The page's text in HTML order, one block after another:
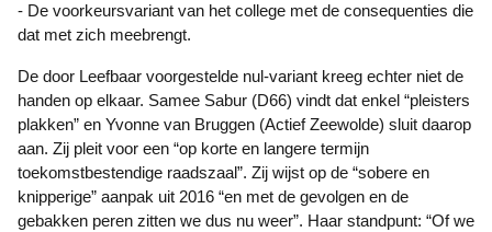
- De voorkeursvariant van het college met de consequenties die
dat met zich meebrengt.
De door Leefbaar voorgestelde nul-variant kreeg echter niet de
handen op elkaar. Samee Sabur (D66) vindt dat enkel “pleisters
plakken” en Yvonne van Bruggen (Actief Zeewolde) sluit daarop
aan. Zij pleit voor een “op korte en langere termijn
toekomstbestendige raadszaal”. Zij wijst op de “sobere en
knipperige” aanpak uit 2016 “en met de gevolgen en de
gebakken peren zitten we dus nu weer”. Haar standpunt: “Of we